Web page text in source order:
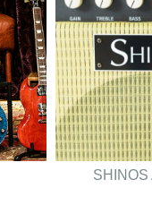
SHINOS